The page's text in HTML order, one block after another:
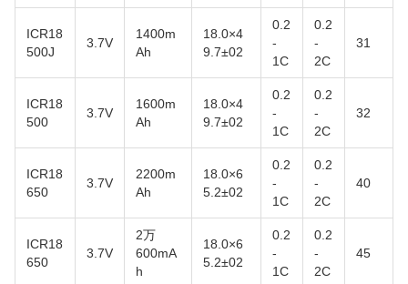
ICR18
500J
3.7V
1400m
Ah
18.0×4
9.7±02
0.2
-
1C
0.2
-
2C
31
ICR18
500
3.7V
1600m
Ah
18.0×4
9.7±02
0.2
-
1C
0.2
-
2C
32
ICR18
650
3.7V
2200m
Ah
18.0×6
5.2±02
0.2
-
1C
0.2
-
2C
40
ICR18
650
3.7V
2万
600mA
h
18.0×6
5.2±02
0.2
-
1C
0.2
-
2C
45